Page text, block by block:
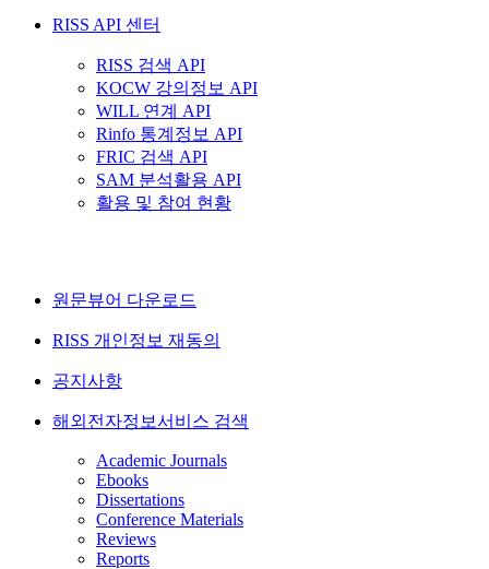
RISS API 센터
RISS 검색 API
KOCW 강의정보 API
WILL 연계 API
Rinfo 통계정보 API
FRIC 검색 API
SAM 분석활용 API
활용 및 참여 현황
원문뷰어 다운로드
RISS 개인정보 재동의
공지사항
해외전자정보서비스 검색
Academic Journals
Ebooks
Dissertations
Conference Materials
Reviews
Reports